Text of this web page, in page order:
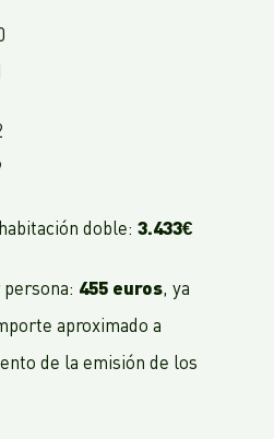
doble: 3.433€
455 euros, ya
aproximado a
de la emisión de los